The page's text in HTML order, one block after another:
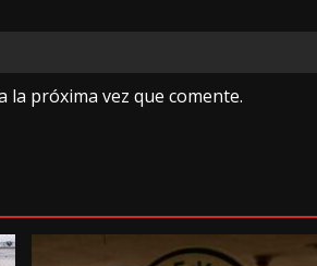
próxima vez que comente.